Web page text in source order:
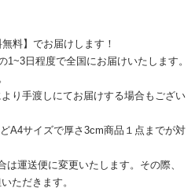
料】でお届けします！
日程度で全国にお届けいたします。
り手渡しにてお届けする場合もござい
A4サイズで厚さ3cm商品１点までが対
運送便に変更いたします。その際、
ただきます。